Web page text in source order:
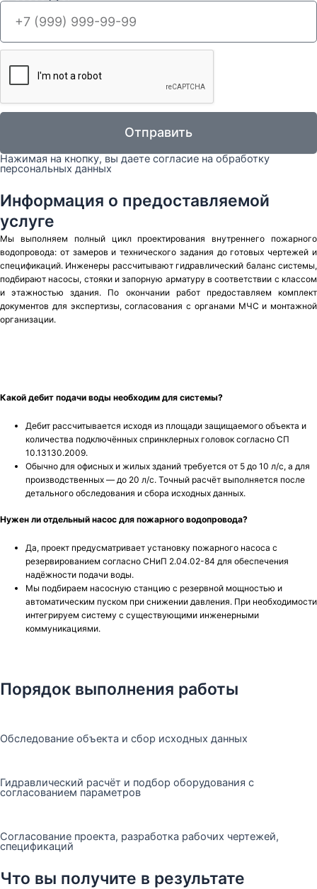
Отправить
Нажимая на кнопку, вы даете согласие на обработку
персональных данных
Информация о предоставляемой
услуге
Мы выполняем полный цикл проектирования внутреннего пожарного
водопровода: от замеров и технического задания до готовых чертежей и
спецификаций. Инженеры рассчитывают гидравлический баланс системы,
подбирают насосы, стояки и запорную арматуру в соответствии с классом
и этажностью здания. По окончании работ предоставляем комплект
документов для экспертизы, согласования с органами МЧС и монтажной
организации.
Какой дебит подачи воды необходим для системы?
Дебит рассчитывается исходя из площади защищаемого объекта и
количества подключённых спринклерных головок согласно СП
10.13130.2009.
Обычно для офисных и жилых зданий требуется от 5 до 10 л/с, а для
производственных — до 20 л/с. Точный расчёт выполняется после
детального обследования и сбора исходных данных.
Нужен ли отдельный насос для пожарного водопровода?
Да, проект предусматривает установку пожарного насоса с
резервированием согласно СНиП 2.04.02-84 для обеспечения
надёжности подачи воды.
Мы подбираем насосную станцию с резервной мощностью и
автоматическим пуском при снижении давления. При необходимости
интегрируем систему с существующими инженерными
коммуникациями.
Порядок выполнения работы
Обследование объекта и сбор исходных данных
Гидравлический расчёт и подбор оборудования с
согласованием параметров
Согласование проекта, разработка рабочих чертежей,
спецификаций
Что вы получите в результате